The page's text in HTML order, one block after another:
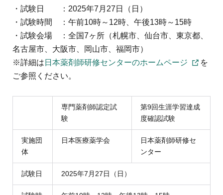
・試験日 ：2025年7月27日（日）
・試験時間 ：午前10時～12時、午後13時～15時
・試験会場 ：全国7ヶ所（札幌市、仙台市、東京都、
名古屋市、大阪市、岡山市、福岡市）
※詳細は 日本薬剤師研修センターのホームページ
を
ご参照ください。
専門薬剤師認定試
験
第9回生涯学習達成
度確認試験
実施団
体
日本医療薬学会
日本薬剤師研修セ
ンター
試験日 2025年7月27日（日）